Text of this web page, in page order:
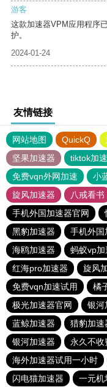
游客
这款加速器VPM应用程序
护。
2024-01-24
友情链接
网站地图 QuickQ
坚果加速器
tiktok加
免费vqn外网加速
小
旋风加速器
八戒看书
手机外国加速器官网
黑豹加速器
手机外国
海鸥加速器
蚂蚁vp加
红海pro加速器
旋风
免费vqn加速试用
橘
极光加速器官网
银河
蓝鲸加速器
猎豹加速
银河加速器
永久不
海外加速器试用一小时
闪电猫加速器
一元机